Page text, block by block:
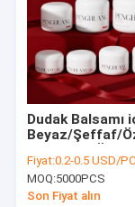
Dudak Balsamı
Beyaz/Şeffaf/
Renk/Baskılı
Krem Cam
Kavanozlar
Fiyat:0.2-0.5 USD/
MOQ:5000PCS
Son Fiyat alın